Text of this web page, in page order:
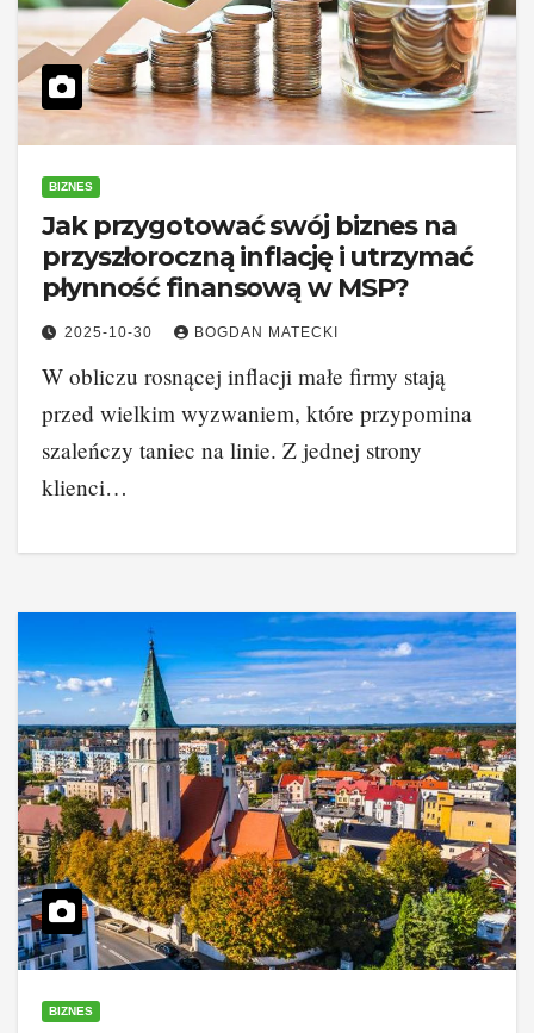
BIZNES
Jak przygotować swój biznes na
przyszłoroczną inflację i utrzymać
płynność finansową w MSP?
2025-10-30 BOGDAN MATECKI
W obliczu rosnącej inflacji małe firmy stają
przed wielkim wyzwaniem, które przypomina
szaleńczy taniec na linie. Z jednej strony
klienci…
BIZNES